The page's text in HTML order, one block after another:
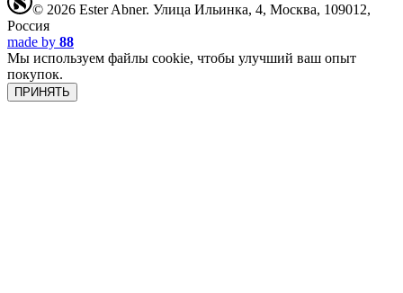
© 2026 Ester Abner. Улица Ильинка, 4, Москва, 109012,
Россия
made by 88
Мы используем файлы cookie, чтобы улучший ваш опыт
покупок.
ПРИНЯТЬ